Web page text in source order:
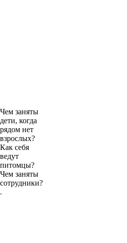
Чем заняты
дети, когда
рядом нет
взрослых?
Как себя
ведут
питомцы?
Чем заняты
сотрудники?
.